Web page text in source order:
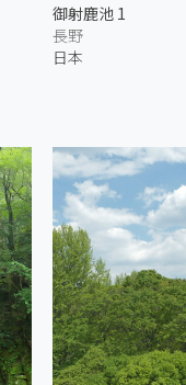
御射鹿池 1
長野
日本